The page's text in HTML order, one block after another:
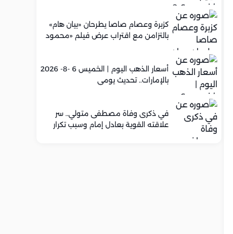
كزبرة وعصام صاصا يطرحان «بيان هام»
بالتزامن مع اقتراب عرض فيلم «محمود
أسعار الذهب اليوم | الخميس 6 -8- 2026
بالإمارات.. تحديث يومي
في ذكرى وفاة مصطفى متولي.. سر
علاقته القوية بعادل إمام وسبب تكرار